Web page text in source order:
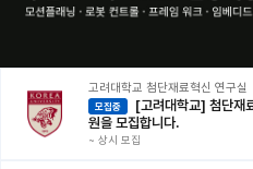
고려대학교 첨단재료혁신 연구실
모집중
원을 모집합니다.
~ 상시 모집